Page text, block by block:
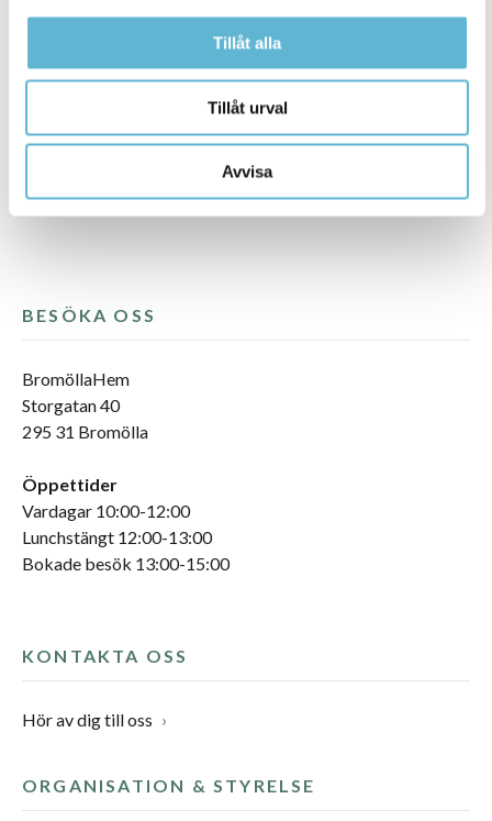
Tillåt alla
Tillåt urval
Avvisa
Kommentera
BESÖKA OSS
BromöllaHem
Storgatan 40
295 31 Bromölla
Öppettider
Vardagar 10:00-12:00
Lunchstängt 12:00-13:00
Bokade besök 13:00-15:00
KONTAKTA OSS
Hör av dig till oss
ORGANISATION & STYRELSE